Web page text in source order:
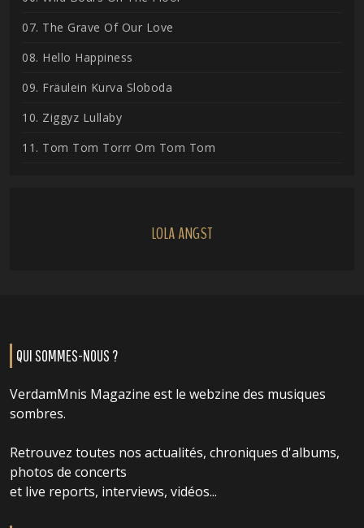
07. The Grave Of Our Love
08. Hello Happiness
09. Fräulein Kurva Sloboda
10. Ziggyz Lullaby
11. Tom Tom Torrr Om Tom Tom
LOLA ANGST
QUI SOMMES-NOUS ?
VerdamMnis Magazine est le webzine des musiques
sombres.
Retrouvez toutes nos actualités, chroniques d'albums,
photos de concerts
et live reports, interviews, vidéos...